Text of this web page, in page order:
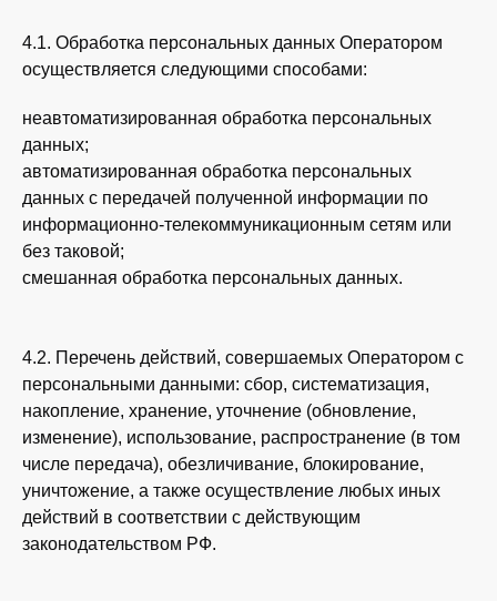
4.1. Обработка персональных данных Оператором
осуществляется следующими способами:
неавтоматизированная обработка персональных
данных;
автоматизированная обработка персональных
данных с передачей полученной информации по
информационно-телекоммуникационным сетям или
без таковой;
смешанная обработка персональных данных.
4.2. Перечень действий, совершаемых Оператором с
персональными данными: сбор, систематизация,
накопление, хранение, уточнение (обновление,
изменение), использование, распространение (в том
числе передача), обезличивание, блокирование,
уничтожение, а также осуществление любых иных
действий в соответствии с действующим
законодательством РФ.